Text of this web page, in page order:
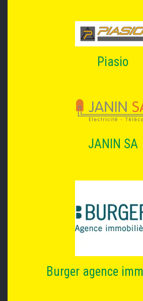
Piasio
JANIN SA
Burger agence